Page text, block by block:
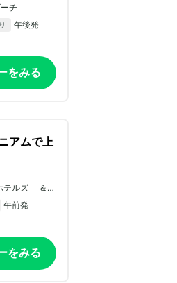
チ
午後発
をみる
アムで上
ルズ ＆リ
午前発
をみる